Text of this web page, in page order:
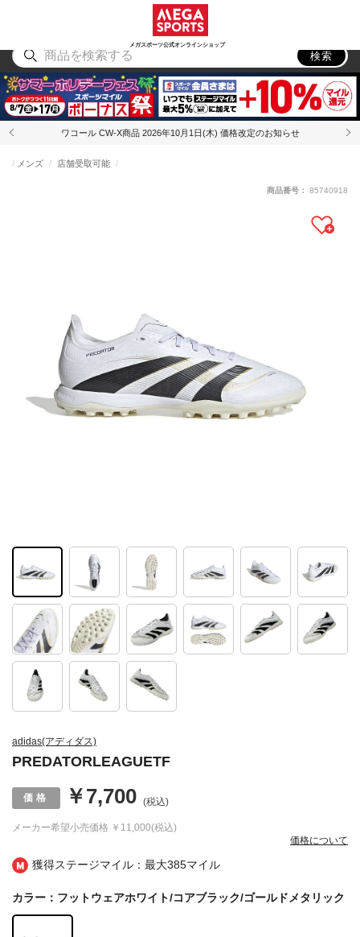
メガスポーツ公式オンラインショップ
アウトドア
検索
ワコール CW-X商品 2026年10月1日(木) 価格改定のお知らせ
獲得ステージマイル：最大385マイル
adidas(アディダス)
PREDATORLEAGUETF
メンズ 店舗受取可能
メーカー希望小売価格 ￥11,000(税込)
￥7,700 (税込)
価格について
商品番号： 85740918
カラー：フットウェアホワイト/コアブラック/ゴールドメタリック